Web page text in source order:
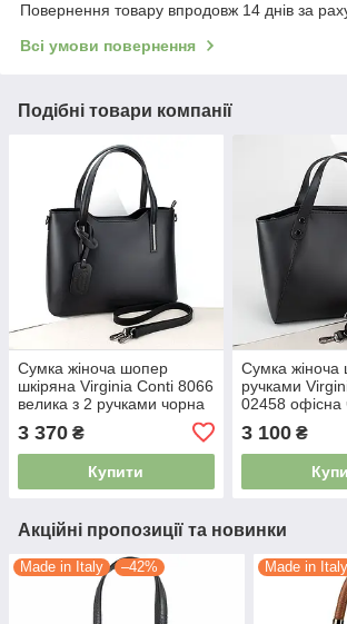
Повернення товару впродовж 14 днів за
Всі умови повернення
Подібні товари компанії
Сумка жіноча шопер
шкіряна Virginia Conti 8066
велика з 2 ручками чорна
3 370 ₴
Купити
Сумка жіноча
ручками
02458 офісна
3 100₴
Акційні пропозиції та новинки
Made in Italy –42% Made in Italy